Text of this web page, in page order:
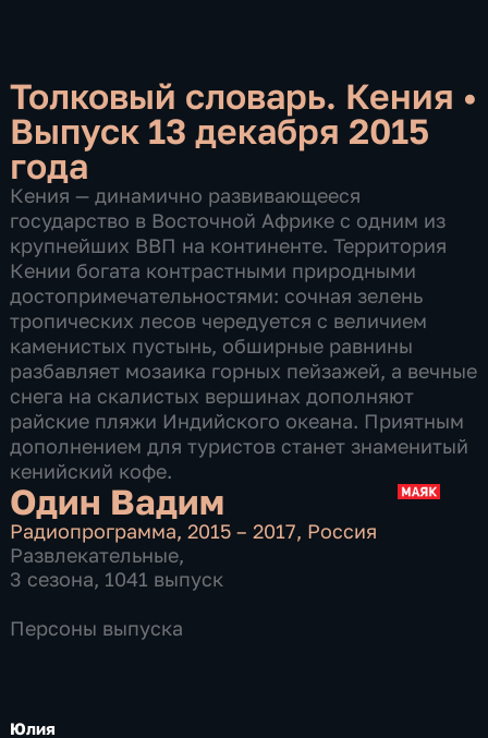
Толковый словарь. Кения •
Выпуск 13 декабря 2015
года
Кения — динамично развивающееся
государство в Восточной Африке с одним из
крупнейших ВВП на континенте. Территория
Кении богата контрастными природными
достопримечательностями: сочная зелень
тропических лесов чередуется с величием
каменистых пустынь, обширные равнины
разбавляет мозаика горных пейзажей, а вечные
снега на скалистых вершинах дополняют
райские пляжи Индийского океана. Приятным
дополнением для туристов станет знаменитый
кенийский кофе.
Один Вадим
Радиопрограмма,2015 – 2017, Россия
Развлекательные,
3 сезона, 1041 выпуск
Персоны выпуска
Юлия